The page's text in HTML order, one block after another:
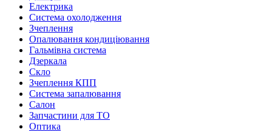
Електрика
Система охолодження
Зчеплення
Опалювання кондиціювання
Гальмівна система
Дзеркала
Скло
Зчеплення КПП
Система запалювання
Салон
Запчастини для ТО
Оптика